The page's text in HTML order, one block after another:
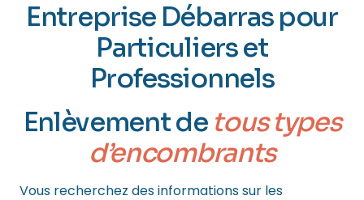
Entreprise Débarras pour
Particuliers et
Professionnels
Enlèvement de tous types
d’encombrants
Vous recherchez des informations sur les